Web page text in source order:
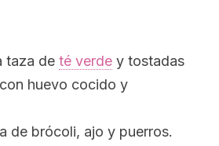
taza de té verde y tostadas
huevo cocido y
de brócoli, ajo y puerros.